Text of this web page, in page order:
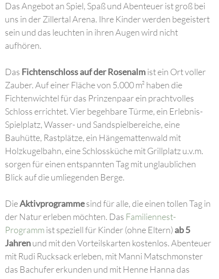
Das Angebot an Spiel, Spaß und Abenteuer ist groß bei
uns in der Zillertal Arena. Ihre Kinder werden begeistert
sein und das leuchten in ihren Augen wird nicht
aufhören.
Das Fichtenschloss auf der Rosenalmist ein Ort voller
Zauber. Auf einer Fläche von 5.000 m² haben die
Fichtenwichtel für das Prinzenpaar ein prachtvolles
Schloss errichtet. Vier begehbare Türme, ein Erlebnis-
Spielplatz, Wasser- und Sandspielbereiche, eine
Bauhütte, Rastplätze, ein Hängemattenwald mit
Holzkugelbahn, eine Schlossküche mit Grillplatz u.v.m.
sorgen für einen entspannten Tag mit unglaublichen
Blick auf die umliegenden Berge.
DieAktivprogrammesind für alle, die einen tollen Tag in
der Natur erleben möchten. Das Familiennest-
Programm ist speziell für Kinder (ohne Eltern) ab 5
Jahrenund mit den Vorteilskarten kostenlos. Abenteuer
mit Rudi Rucksack erleben, mit Manni Matschmonster
das Bachufer erkunden und mit Henne Hanna das